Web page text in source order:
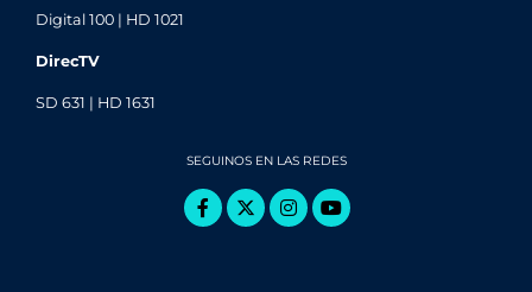
Digital 100 | HD 1021
DirecTV
SD 631 | HD 1631
SEGUINOS EN LAS REDES